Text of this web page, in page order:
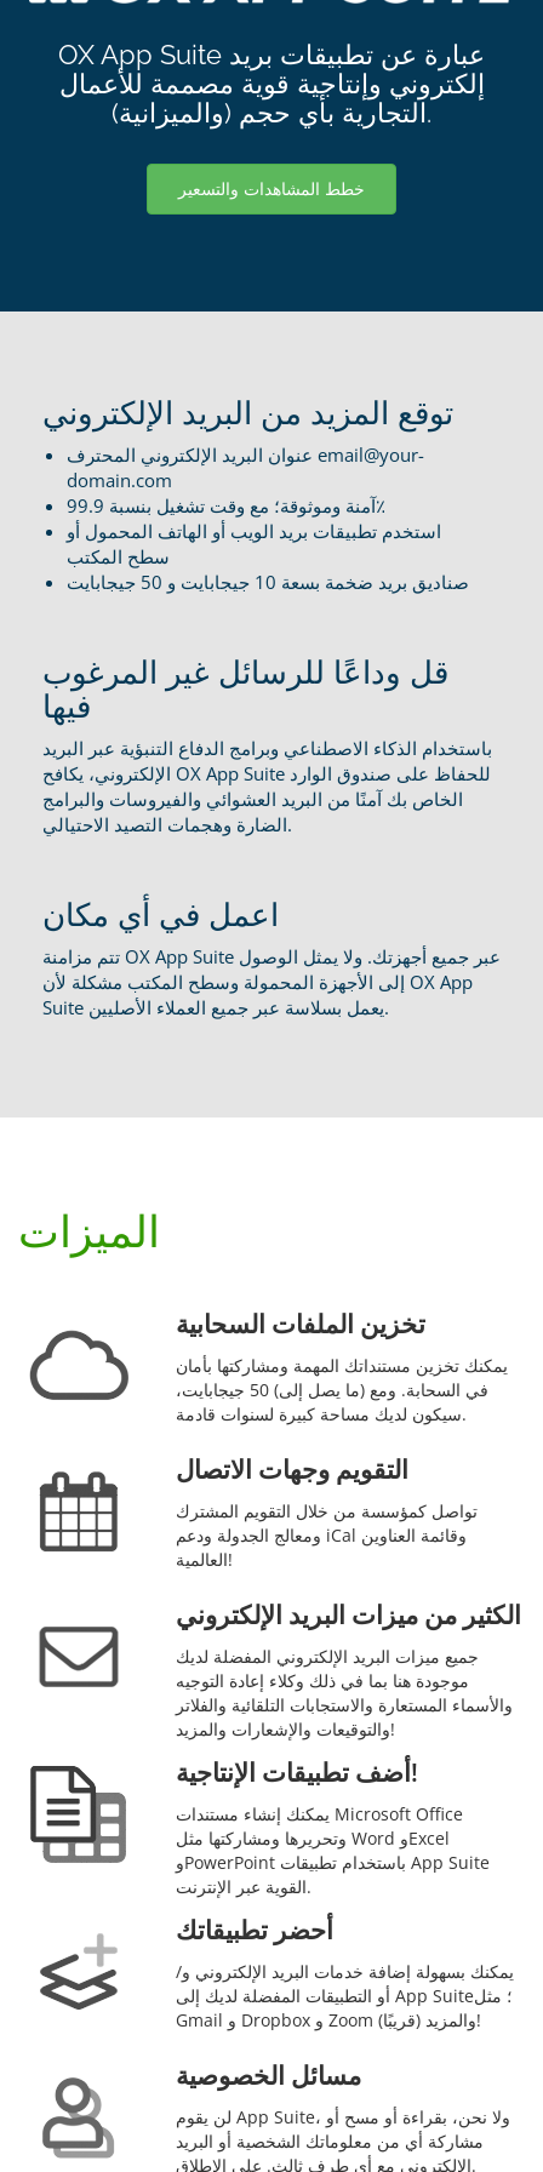
OX App Suite عبارة عن تطبيقات بريد
إلكتروني وإنتاجية قوية مصممة للأعمال
التجارية بأي حجم (والميزانية).
خطط المشاهدات والتسعير
توقع المزيد من البريد الإلكتروني
عنوان البريد الإلكتروني المحترف email@your-
domain.com
آمنة وموثوقة؛ مع وقت تشغيل بنسبة 99.9٪
استخدم تطبيقات بريد الويب أو الهاتف المحمول أو
سطح المكتب
صناديق بريد ضخمة بسعة 10 جيجابايت و 50 جيجابايت
قل وداعًا للرسائل غير المرغوب
فيها
باستخدام الذكاء الاصطناعي وبرامج الدفاع التنبؤية عبر البريد
الإلكتروني، يكافح OX App Suite للحفاظ على صندوق الوارد
الخاص بك آمنًا من البريد العشوائي والفيروسات والبرامج
الضارة وهجمات التصيد الاحتيالي.
اعمل في أي مكان
تتم مزامنة OX App Suite عبر جميع أجهزتك. ولا يمثل الوصول
إلى الأجهزة المحمولة وسطح المكتب مشكلة لأن OX App
Suite يعمل بسلاسة عبر جميع العملاء الأصليين.
الميزات
تخزين الملفات السحابية
يمكنك تخزين مستنداتك المهمة ومشاركتها بأمان
في السحابة. ومع (ما يصل إلى) 50 جيجابايت،
سيكون لديك مساحة كبيرة لسنوات قادمة.
التقويم وجهات الاتصال
تواصل كمؤسسة من خلال التقويم المشترك
ومعالج الجدولة ودعم iCal وقائمة العناوين
العالمية!
الكثير من ميزات البريد الإلكتروني
جميع ميزات البريد الإلكتروني المفضلة لديك
موجودة هنا بما في ذلك وكلاء إعادة التوجيه
والأسماء المستعارة والاستجابات التلقائية والفلاتر
والتوقيعات والإشعارات والمزيد!
أضف تطبيقات الإنتاجية!
يمكنك إنشاء مستندات Microsoft Office
وتحريرها ومشاركتها مثل Word وExcel
وPowerPoint باستخدام تطبيقات App Suite
القوية عبر الإنترنت.
أحضر تطبيقاتك
يمكنك بسهولة إضافة خدمات البريد الإلكتروني و/
أو التطبيقات المفضلة لديك إلى App Suite؛ مثل
Gmail و Dropbox و Zoom (قريبًا) والمزيد!
مسائل الخصوصية
لن يقوم App Suite، ولا نحن، بقراءة أو مسح أو
مشاركة أي من معلوماتك الشخصية أو البريد
الإلكتروني مع أي طرف ثالث. على الإطلاق.